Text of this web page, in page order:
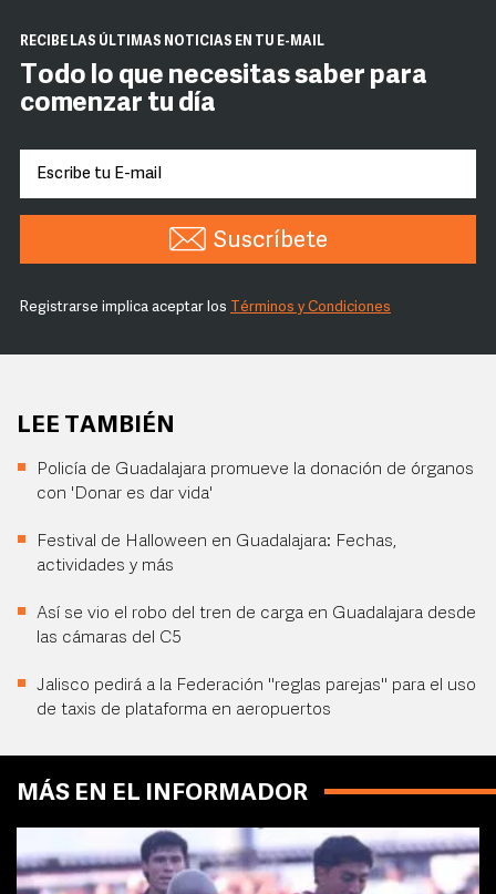
RECIBE LAS ÚLTIMAS NOTICIAS EN TU E-MAIL
Todo lo que necesitas saber para
comenzar tu día
Suscríbete
Registrarse implica aceptar los Términos y Condiciones
LEE TAMBIÉN
Policía de Guadalajara promueve la donación de órganos
con 'Donar es dar vida'
Festival de Halloween en Guadalajara: Fechas,
actividades y más
Así se vio el robo del tren de carga en Guadalajara desde
las cámaras del C5
Jalisco pedirá a la Federación "reglas parejas" para el uso
de taxis de plataforma en aeropuertos
MÁS EN EL INFORMADOR